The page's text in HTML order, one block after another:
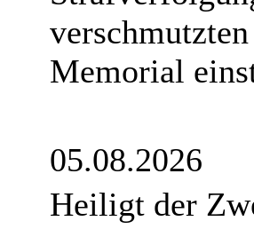
Memorial
05.08.2026
Heiligt der